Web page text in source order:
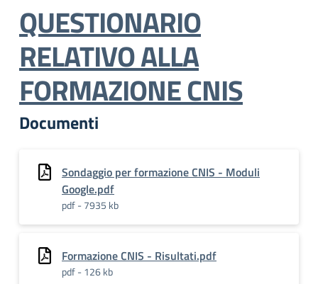
QUESTIONARIO
RELATIVO ALLA
FORMAZIONE CNIS
Documenti
Sondaggio per formazione CNIS - Moduli
Google.pdf
pdf - 7935 kb
Formazione CNIS - Risultati.pdf
pdf - 126 kb